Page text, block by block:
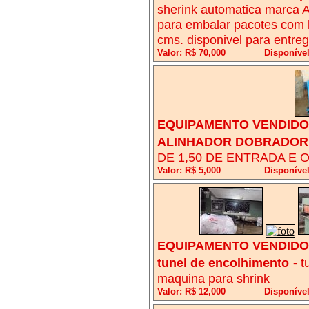
sherink automatica marca
para embalar pacotes
cms. disponivel para
Valor: R$ 70,000
EQUIPAMENTO
ALINHADOR DOBRADOR
DE 1,50 DE ENTRADA E
Valor: R$ 5,000
EQUIPAMENTO
tunel de encolhimento -
maquina para shrink
Valor: R$ 12,000